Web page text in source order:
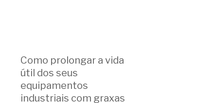
Como prolongar a vida
útil dos seus
equipamentos
industriais com graxas